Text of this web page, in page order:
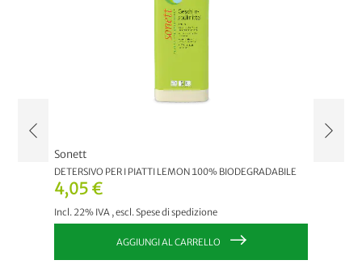
4,05 €
Incl. 22% IVA ,escl.Spese di spedizione
Sonett
DETERSIVO PER I PIATTI LEMON 100% BIODEGRADABILE
AGGIUNGI AL CARRELLO